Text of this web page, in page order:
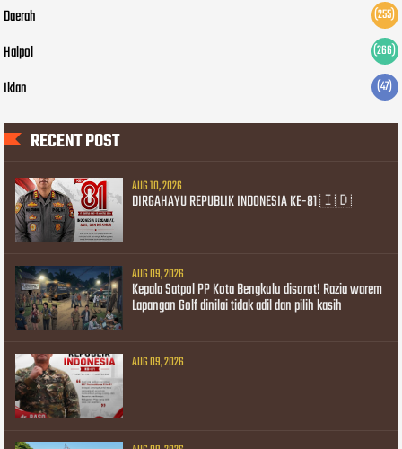
Daerah (255)
Halpol (266)
Iklan (47)
RECENT POST
AUG 10, 2026
DIRGAHAYU REPUBLIK INDONESIA KE-81 🇮🇩
AUG 09, 2026
Kepala Satpol PP Kota Bengkulu disorot! Razia warem
Lapangan Golf dinilai tidak adil dan pilih kasih
AUG 09, 2026